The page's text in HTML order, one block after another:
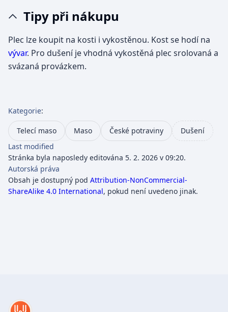
Tipy při nákupu
Plec lze koupit na kosti i vykostěnou. Kost se hodí na
vývar. Pro dušení je vhodná vykostěná plec srolovaná a
svázaná provázkem.
Kategorie:
Telecí maso Maso České potraviny
Dušení
Last modified
Stránka byla naposledy editována 5. 2. 2026 v 09:20.
Autorská práva
Obsah je dostupný pod Attribution-NonCommercial-
ShareAlike 4.0 International, pokud není uvedeno jinak.